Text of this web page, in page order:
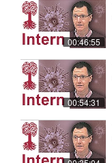
00:46:55
00:54:31